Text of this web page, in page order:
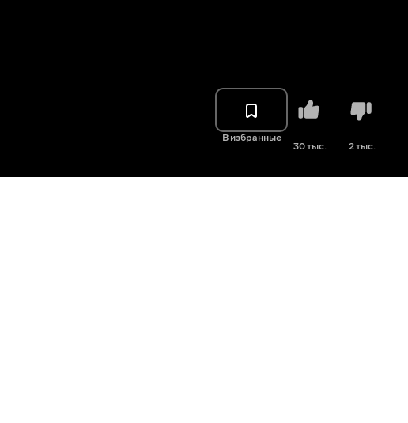
В избранные
30 тыс. 2 тыс.